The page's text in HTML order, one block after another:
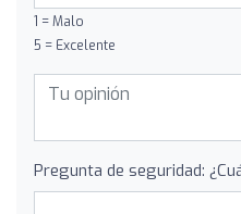
1 = Malo
5 = Excelente
Pregunta de seguridad: